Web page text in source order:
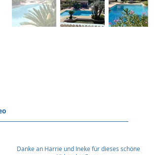
Danke an Harrie und Ineke für dieses schöne